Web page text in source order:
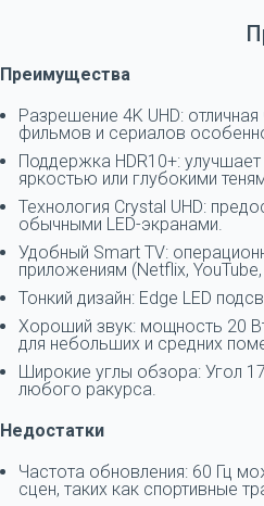
Преимущества
Разрешение 4K UHD:
фильмов и сериалов
Поддержка HDR10+:
яркостью или глубокими
Технология Crystal UHD:
обычными LED-экранами.
Удобный Smart TV:
приложениям (Netflix,
Тонкий дизайн: Edge LED
Хороший звук: мощность 20
для небольших и средних
Широкие углы обзора: Угол
любого ракурса.
Недостатки
Частота обновления: 60 Гц
сцен, таких как спортивные